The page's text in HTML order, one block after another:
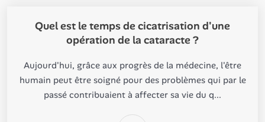
Quel est le temps de cicatrisation d'une
opération de la cataracte ?
Aujourd'hui, grâce aux progrès de la médecine, l'être
humain peut être soigné pour des problèmes qui par le
passé contribuaient à affecter sa vie du q...